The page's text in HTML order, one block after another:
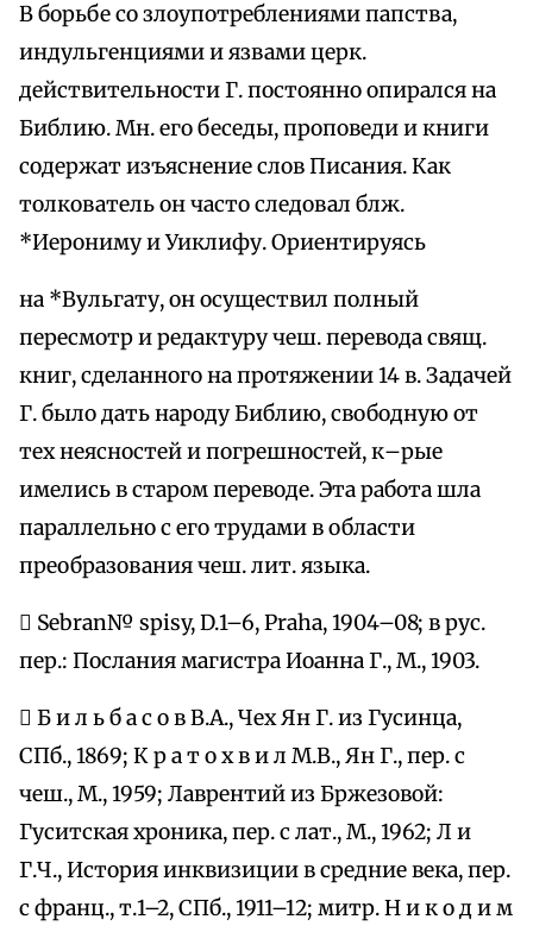
В борьбе со злоупотреблениями папства,
индульгенциями и язвами церк.
действительности Г. постоянно опирался на
Библию. Мн. его беседы, проповеди и книги
содержат изъяснение слов Писания. Как
толкователь он часто следовал блж.
*Иерониму и Уиклифу. Ориентируясь
на *Вульгату, он осуществил полный
пересмотр и редактуру чеш. перевода свящ.
книг, сделанного на протяжении 14 в. Задачей
Г. было дать народу Библию, свободную от
тех неясностей и погрешностей, к–рые
имелись в старом переводе. Эта работа шла
параллельно с его трудами в области
преобразования чеш. лит. языка.
 Sebran№ spisy, D.1–6, Praha, 1904–08; в рус.
пер.: Послания магистра Иоанна Г., М., 1903.
 Б и л ь б а с о в В.А., Чех Ян Г. из Гусинца,
СПб., 1869; К р а т о х в и л М.В., Ян Г., пер. с
чеш., М., 1959; Лаврентий из Бржезовой:
Гуситская хроника, пер. с лат., М., 1962; Л и
Г.Ч., История инквизиции в средние века, пер.
с франц., т.1–2, СПб., 1911–12; митр. Н и к о д и м